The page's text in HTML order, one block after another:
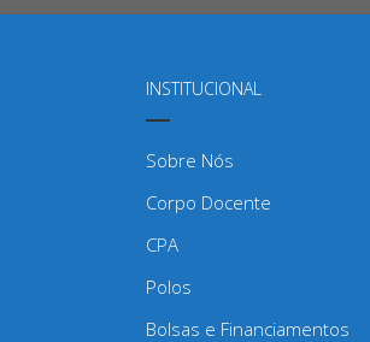
INSTITUCIONAL
Sobre Nós
Corpo Docente
CPA
Polos
Bolsas e Financiamentos